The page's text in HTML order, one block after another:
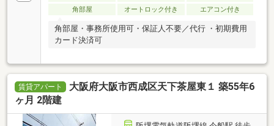
角部屋
オートロック付き エアコン付き
角部屋・事務所使用可・保証人不要／代行 ・初期費用
カード決済可
賃貸アパート
大阪府大阪市西成区天下茶屋東１ 築55年6
ヶ月 2階建